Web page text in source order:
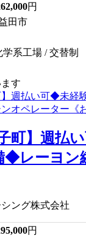
円
田市
学系工場 / 交替制
す
町】週払
◆レーヨン
ング株式会社
円